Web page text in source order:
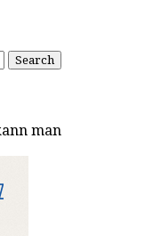
man